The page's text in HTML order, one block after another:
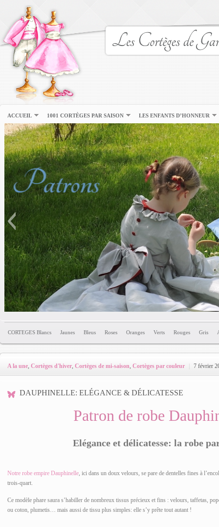
ACCUEIL 1001 CORTÈGES PAR SAISON LES ENFANTS D’HONNEUR
Patron à la
CORTEGES Blancs Jaunes Bleus Roses Oranges Verts Rouges Gris
A la une, Cortèges d'hiver, Cortèges de mi-saison, Cortèges par couleur 7 février
DAUPHINELLE: ELÉGANCE & DÉLICATESSE
Patron de robe
Elégance et délicatesse: la robe
Notre robe empire Dauphinelle, ici dans un doux velours, se pare de dentelles fines à
trois-quart.
Ce modèle phare saura s’habiller de nombreux tissus précieux et fins : velours, taffetas,
ou coton, plumetis… mais aussi de tissu plus simples: elle s’y prête tout autant !